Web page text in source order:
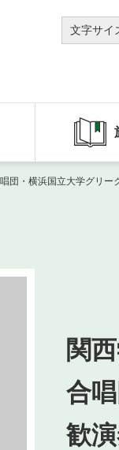
文字サイ
団・横浜国立大学グリー
関
合
歓